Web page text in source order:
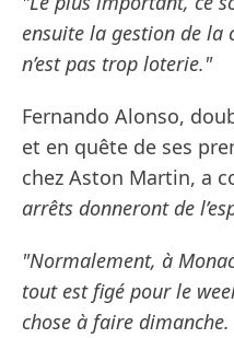
ensuite la gestion de la
n’est pas trop loterie."
Fernando Alonso,
et en quête de ses
chez Aston Martin, a
arrêts donneront de
"Normalement, à
tout est figé pour le
chose à faire